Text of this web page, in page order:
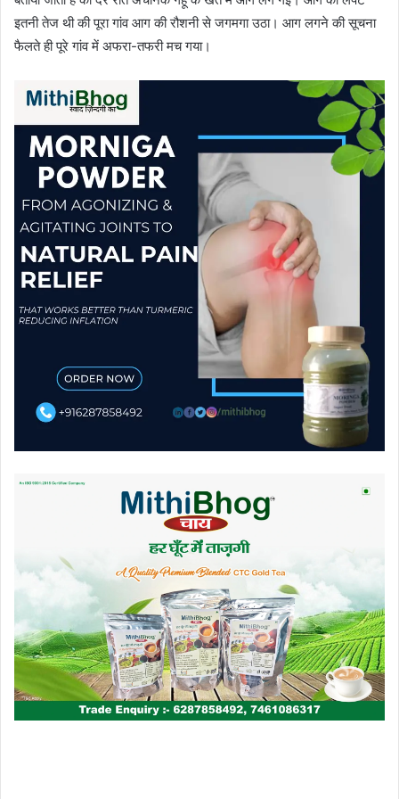
इतनी तेज थी की पूरा गांव आग की रौशनी से जगमगा उठा। आग लगने की सूचना
फैलते ही पूरे गांव में अफरा-तफरी मच गया।